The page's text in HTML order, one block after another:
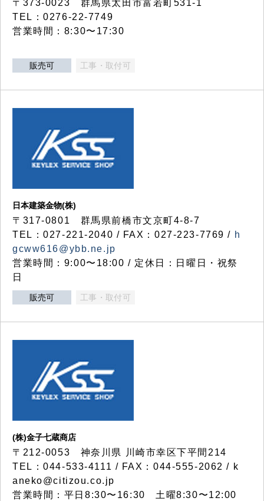
〒373-0023 群馬県太田市富若町531-1
TEL：0276-22-7749
営業時間：8:30〜17:30
販売可 工事・取付可
日本建築金物(株)
〒317‐0801 群馬県前橋市文京町4-8-7
TEL：027-221-2040 / FAX：027-223-7769 / h
gcww616@ybb.ne.jp
営業時間：9:00〜18:00 / 定休日：日曜日・祝祭
日
販売可 工事・取付可
(株)金子七蔵商店
〒212-0053 神奈川県 川崎市幸区下平間214
TEL：044-533-4111 / FAX：044-555-2062 / k
aneko@citizou.co.jp
営業時間：平日8:30〜16:30 土曜8:30〜12:00